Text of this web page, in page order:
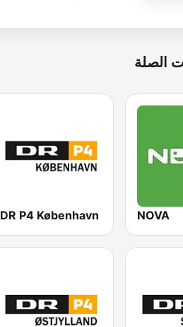
الصلة
NOVA
DR P4 København